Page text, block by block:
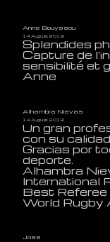
Anne Bouyssou
14 August 2019
Splendides
Capture de
sensibilité et
Anne
Alhambra Nievas
14 August 2019
Un gran
con su
Gracias por
deporte.
Alhambra
International
Best
World Rugby
Jose